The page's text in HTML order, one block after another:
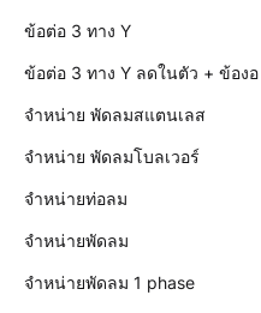
ข้อต่อ 3 ทาง Y
ข้อต่อ 3 ทาง Y ลดในตัว + ข้องอ
จำหน่าย พัดลมสแตนเลส
จำหน่าย พัดลมโบลเวอร์
จำหน่ายท่อลม
จำหน่ายพัดลม
จำหน่ายพัดลม 1 phase